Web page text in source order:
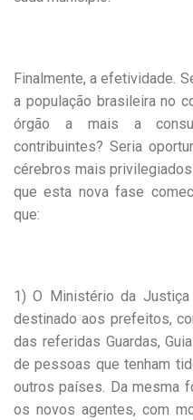
Finalmente, a efetividade.
a população brasileira no
órgão a mais a
contribuintes? Seria
cérebros mais
que esta nova fase
que:
1) O Ministério da
destinado aos prefeitos,
das referidas Guardas,
de pessoas que tenham
outros países. Da mesma
os novos agentes, com